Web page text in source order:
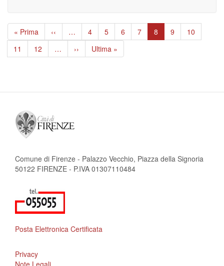
Paginazione
Prima
pagina
« Prima
Pagina
precedente
‹‹ … Page
4 Page
5 Page
6 Page
7
Pagina
attuale
8 Page
9 Page
10
Page
11 Page
12 …
Pagina
successiva
››
Ultima
pagina
Ultima »
Comune di Firenze - Palazzo Vecchio, Piazza della Signoria
50122 FIRENZE - P.IVA 01307110484
Posta Elettronica Certificata
Privacy
Note Legali